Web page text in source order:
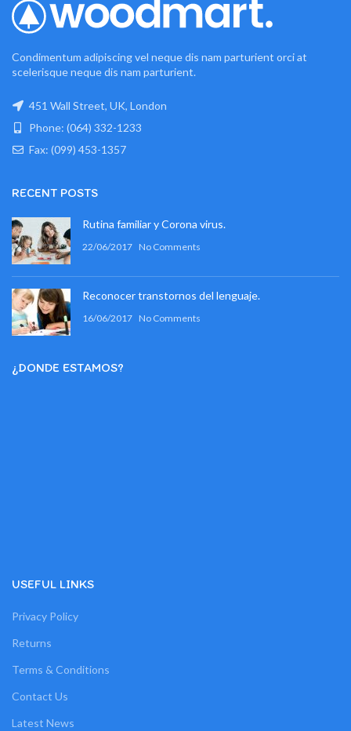
Condimentum adipiscing vel neque dis nam parturient orci at
scelerisque neque dis nam parturient.
451 Wall Street, UK, London
Phone: (064) 332-1233
Fax: (099) 453-1357
RECENT POSTS
Rutina familiar y Corona virus.
22/06/2017 No Comments
Reconocer transtornos del lenguaje.
16/06/2017 No Comments
¿DONDE ESTAMOS?
USEFUL LINKS
Privacy Policy
Returns
Terms & Conditions
Contact Us
Latest News